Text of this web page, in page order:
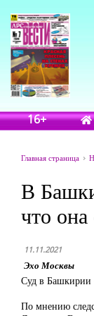
16+
Главная страница
В
что
11.11.2021
Эхо Москвы
Суд в Башкирии
По мнению